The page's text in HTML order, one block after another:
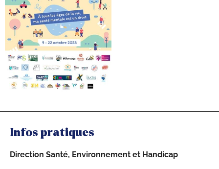
Infos pratiques
Direction Santé, Environnement et Handicap